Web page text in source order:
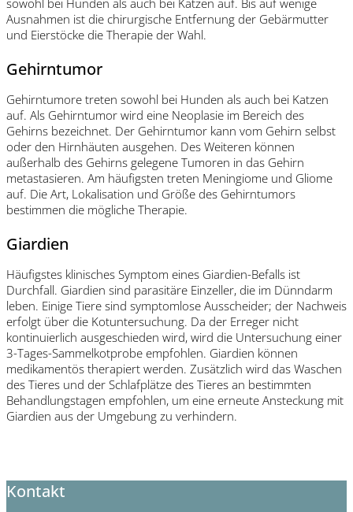
sowohl bei Hunden als auch bei Katzen auf. Bis auf wenige
Ausnahmen ist die chirurgische Entfernung der Gebärmutter
und Eierstöcke die Therapie der Wahl.
Gehirntumor
Gehirntumore treten sowohl bei Hunden als auch bei Katzen
auf. Als Gehirntumor wird eine Neoplasie im Bereich des
Gehirns bezeichnet. Der Gehirntumor kann vom Gehirn selbst
oder den Hirnhäuten ausgehen. Des Weiteren können
außerhalb des Gehirns gelegene Tumoren in das Gehirn
metastasieren. Am häufigsten treten Meningiome und Gliome
auf. Die Art, Lokalisation und Größe des Gehirntumors
bestimmen die mögliche Therapie.
Giardien
Häufigstes klinisches Symptom eines Giardien-Befalls ist
Durchfall. Giardien sind parasitäre Einzeller, die im Dünndarm
leben. Einige Tiere sind symptomlose Ausscheider; der Nachweis
erfolgt über die Kotuntersuchung. Da der Erreger nicht
kontinuierlich ausgeschieden wird, wird die Untersuchung einer
3-Tages-Sammelkotprobe empfohlen. Giardien können
medikamentös therapiert werden. Zusätzlich wird das Waschen
des Tieres und der Schlafplätze des Tieres an bestimmten
Behandlungstagen empfohlen, um eine erneute Ansteckung mit
Giardien aus der Umgebung zu verhindern.
Kontakt